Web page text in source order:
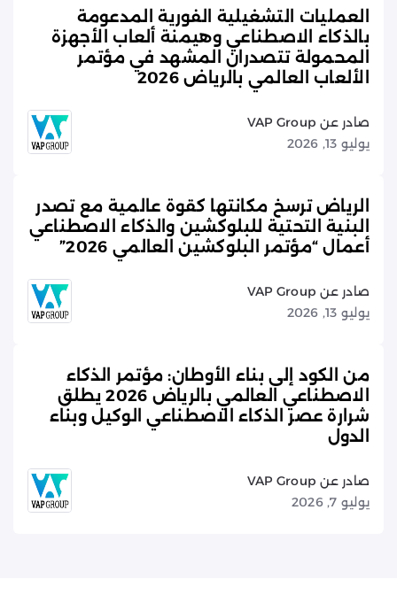
العمليات التشغيلية الفورية المدعومة
بالذكاء الاصطناعي وهيمنة ألعاب الأجهزة
المحمولة تتصدران المشهد في مؤتمر
الألعاب العالمي بالرياض 2026
صادر عن VAP Group
يوليو 13, 2026
الرياض ترسخ مكانتها كقوة عالمية مع تصدر
البنية التحتية للبلوكشين والذكاء الاصطناعي
أعمال “مؤتمر البلوكشين العالمي 2026”
صادر عن VAP Group
يوليو 13, 2026
من الكود إلى بناء الأوطان: مؤتمر الذكاء
الاصطناعي العالمي بالرياض 2026 يطلق
شرارة عصر الذكاء الاصطناعي الوكيل وبناء
الدول
صادر عن VAP Group
يوليو 7, 2026